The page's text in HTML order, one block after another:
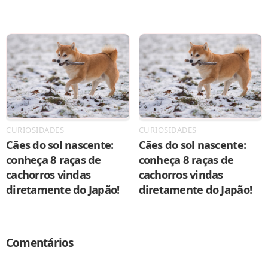
CURIOSIDADES
Cães do sol nascente:
conheça 8 raças de
cachorros vindas
diretamente do Japão!
CURIOSIDADES
Cães do sol nascente:
conheça 8 raças de
cachorros vindas
diretamente do Japão!
Comentários